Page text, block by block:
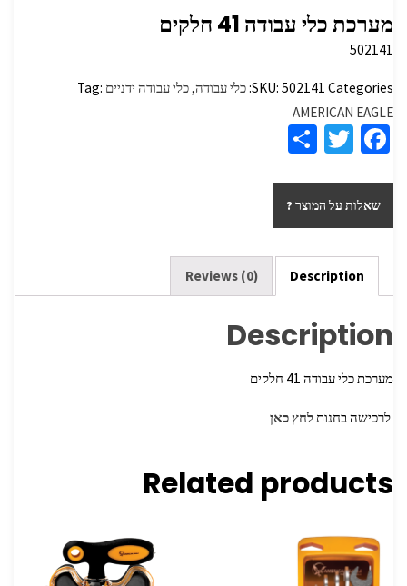
מערכת כלי עבודה 41 חלקים
502141
SKU: 502141 Categories: כלי עבודה,כלי עבודה ידניים Tag:
AMERICAN EAGLE
Fa
b
o
o
k
T
tt
er
ar
e
שאלות על המוצר ?
Description
Reviews (0)
Description
מערכת כלי עבודה 41 חלקים
לרכישה בחנותלחץ כאן
Related products